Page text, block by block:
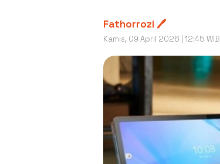
Fathorrozi 🖊️
Kamis, 09 April 2026 | 12:45 WIB